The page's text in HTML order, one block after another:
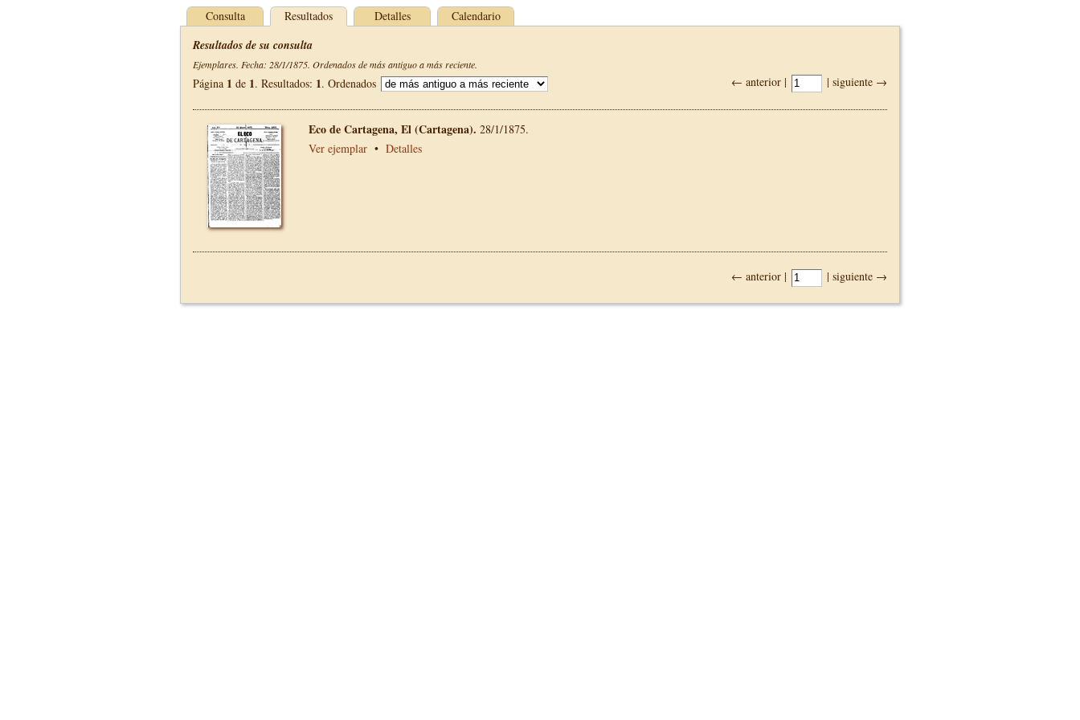
Consulta Resultados Detalles Calendario
Resultados de su consulta
Ejemplares. Fecha: 28/1/1875. Ordenados de más antiguo a más reciente.
← anterior | | siguiente →
Página 1 de 1. Resultados: 1. Ordenados
Eco de Cartagena, El (Cartagena). 28/1/1875.
Ver ejemplar • Detalles
← anterior | | siguiente →